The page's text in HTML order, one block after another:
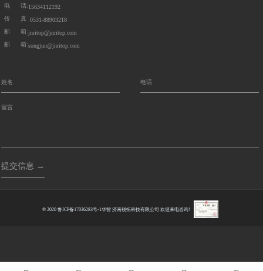
电 话:15634112192
传 真 :0531-88903218
邮 箱:jnritop@jnritop.com
邮 箱:songjun@jnritop.com
提交信息 →
© 2020 鲁ICP备17036283号-1华智济南锐拓科技有限公司 欢迎来电咨询!